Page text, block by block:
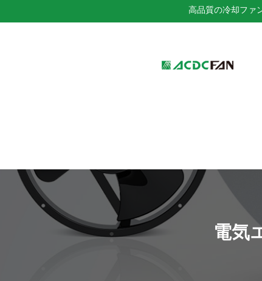
We've detected you
高品質の冷却ファ
電気